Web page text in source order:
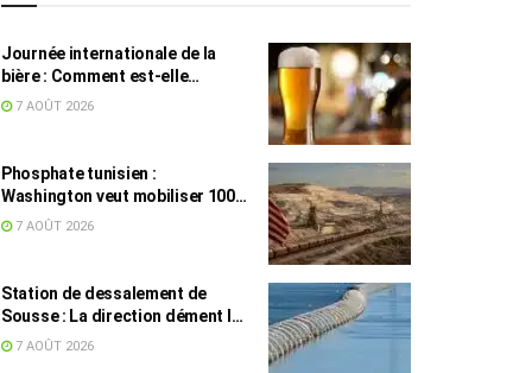
Journée internationale de la
bière : Comment est-elle
devenue une culture en Tunisie ?
7 AOÛT 2026
Phosphate tunisien :
Washington veut mobiliser 100
millions de dollars, avec la Chine
7 AOÛT 2026
Station de dessalement de
Sousse : La direction dément les
rumeurs sur une eau impropre à
7 AOÛT 2026